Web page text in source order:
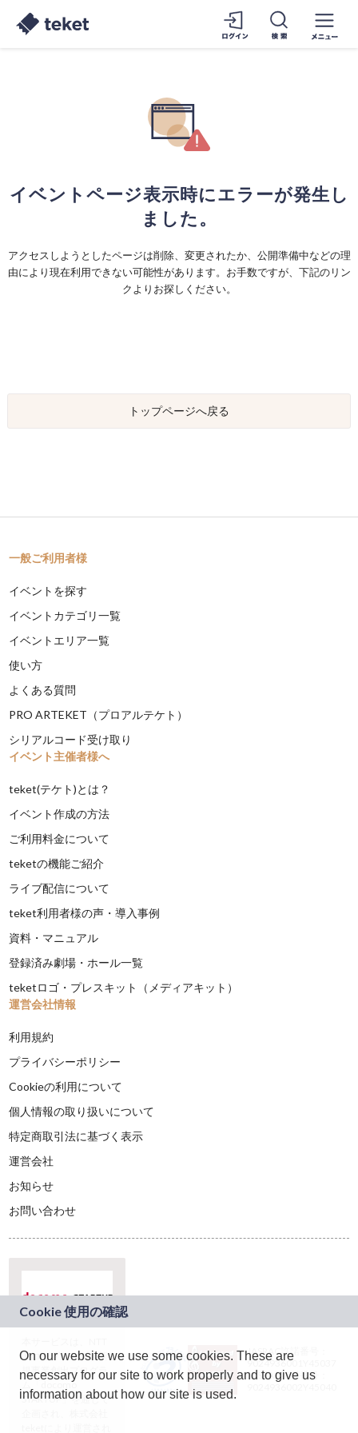
イベントページ表示時にエラーが発生し
ました。
アクセスしようとしたページは削除、変更されたか、公開準備中などの理
由により現在利用できない可能性があります。お手数ですが、下記のリン
クよりお探しください。
トップページへ戻る
一般ご利用者様
イベントを探す
イベントカテゴリ一覧
イベントエリア一覧
使い方
よくある質問
PRO ARTEKET（プロアルテケト）
シリアルコード受け取り
イベント主催者様へ
teket(テケト)とは？
イベント作成の方法
ご利用料金について
teketの機能ご紹介
ライブ配信について
teket利用者様の声・導入事例
資料・マニュアル
登録済み劇場・ホール一覧
teketロゴ・プレスキット（メディアキット）
運営会社情報
利用規約
プライバシーポリシー
Cookieの利用について
個人情報の取り扱いについて
特定商取引法に基づく表示
運営会社
お知らせ
お問い合わせ
ドコモグループの新
規事業創出プログラ
ム「docomo
STARTUP」を通じて
JASRAC許諾番号：
9024936001Y45037
JASRAC許諾番号：
On our website we use some cookies. These are
necessary for our site to work properly and to give us
information about how our site is used.